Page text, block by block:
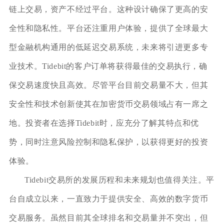
链上交易，资产不经过平台。这种设计确保了更高的安
全性和隐私性。平台还注重用户体验，提供了全球最大
型金融机构通用的低延迟交易系统，未来将引进更多专
业技术。Tidebit的客户订单将获得最佳的交易执行，确
保交易速度快且高效。尽管平台目前交易量不大，但其
安全性和技术创新使其在加密货币交易领域占有一席之
地。投资者在选择Tidebit时，应充分了解其特点和优
势，同时注意风险控制和隐私保护，以获得更好的投资
体验。
Tidebit交易所的发展历程和未来规划也值得关注。平
台自成立以来，一直致力于提供安全、高效的数字货币
交易服务。虽然目前其全球排名和交易量并不突出，但